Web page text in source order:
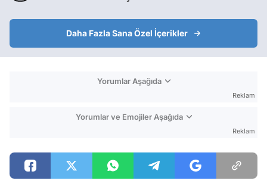
Daha Fazla Sana Özel İçerikler
Yorumlar Aşağıda
Reklam
Yorumlar ve Emojiler Aşağıda
Reklam